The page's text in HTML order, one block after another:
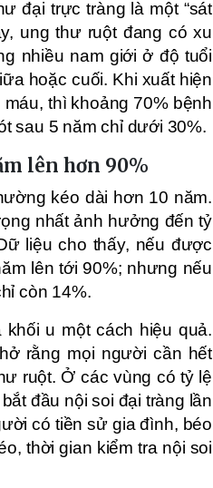
đại trực tràng là một “sát
ung thư ruột đang có xu
nhiều nam giới ở độ tuổi
hoặc cuối. Khi xuất hiện
thì khoảng 70% bệnh
sau 5 năm chỉ dưới 30%.
lên hơn 90%
kéo dài hơn 10 năm.
nhất ảnh hưởng đến tỷ
liệu cho thấy, nếu được
lên tới 90%; nhưng nếu
còn 14%.
u một cách hiệu quả.
rằng mọi người cần hết
ruột. Ở các vùng có tỷ lệ
đầu nội soi đại tràng lần
có tiền sử gia đình, béo
thời gian kiểm tra nội soi